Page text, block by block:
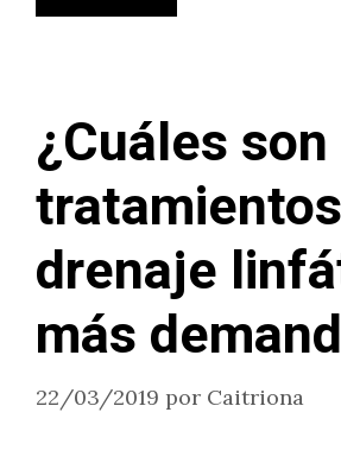
¿Cuáles
drenaje
más
22/03/2019 por Caitriona